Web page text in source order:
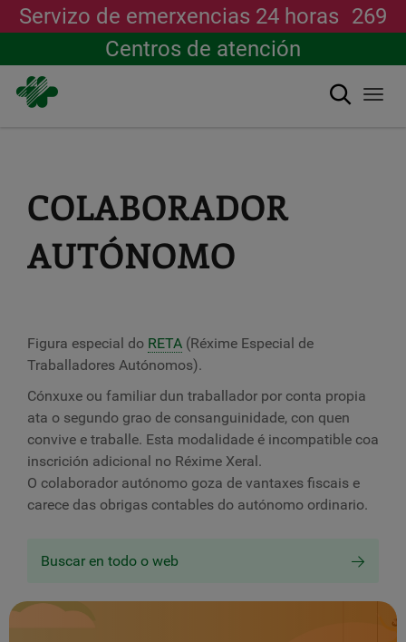
Servizo de emerxencias 24 horas 269
Centros de atención
Buscar
COLABORADOR
AUTÓNOMO
Figura especial do RETA (Réxime Especial de
Traballadores Autónomos).
Cónxuxe ou familiar dun traballador por conta propia
ata o segundo grao de consanguinidade, con quen
convive e traballe. Esta modalidade é incompatible coa
inscrición adicional no Réxime Xeral.
O colaborador autónomo goza de vantaxes fiscais e
carece das obrigas contables do autónomo ordinario.
Buscar en todo o web